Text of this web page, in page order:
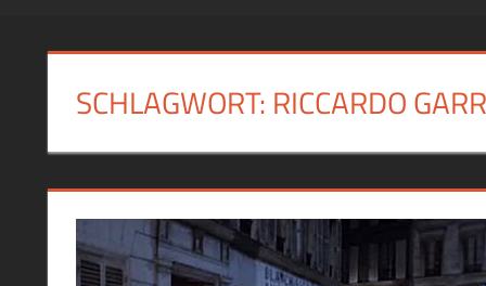
SCHLAGWORT: RICCARDO